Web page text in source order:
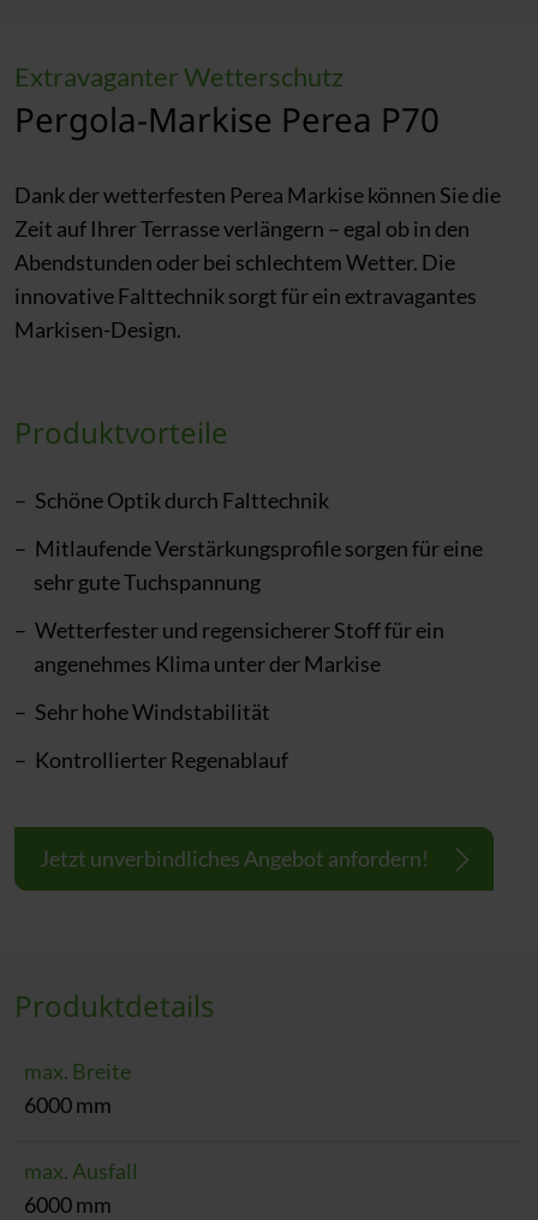
Extravaganter Wetterschutz
Pergola-Markise Perea P70
Dank der wetterfesten Perea Markise können Sie die
Zeit auf Ihrer Terrasse verlängern – egal ob in den
Abendstunden oder bei schlechtem Wetter. Die
innovative Falttechnik sorgt für ein extravagantes
Markisen-Design.
Produktvorteile
Schöne Optik durch Falttechnik
Mitlaufende Verstärkungsprofile sorgen für eine
sehr gute Tuchspannung
Wetterfester und regensicherer Stoff für ein
angenehmes Klima unter der Markise
Sehr hohe Windstabilität
Kontrollierter Regenablauf
Jetzt unverbindliches Angebot anfordern!
Produktdetails
max. Breite
6000 mm
max. Ausfall
6000 mm